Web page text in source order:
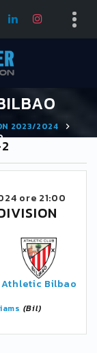
2023/2024
ore 21:00
Athletic Bilbao
(Bil)